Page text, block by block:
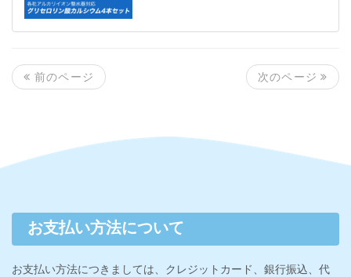
前のページ 次のページ
お支払い方法について
お支払い方法につきましては、クレジットカード、銀行振込、代